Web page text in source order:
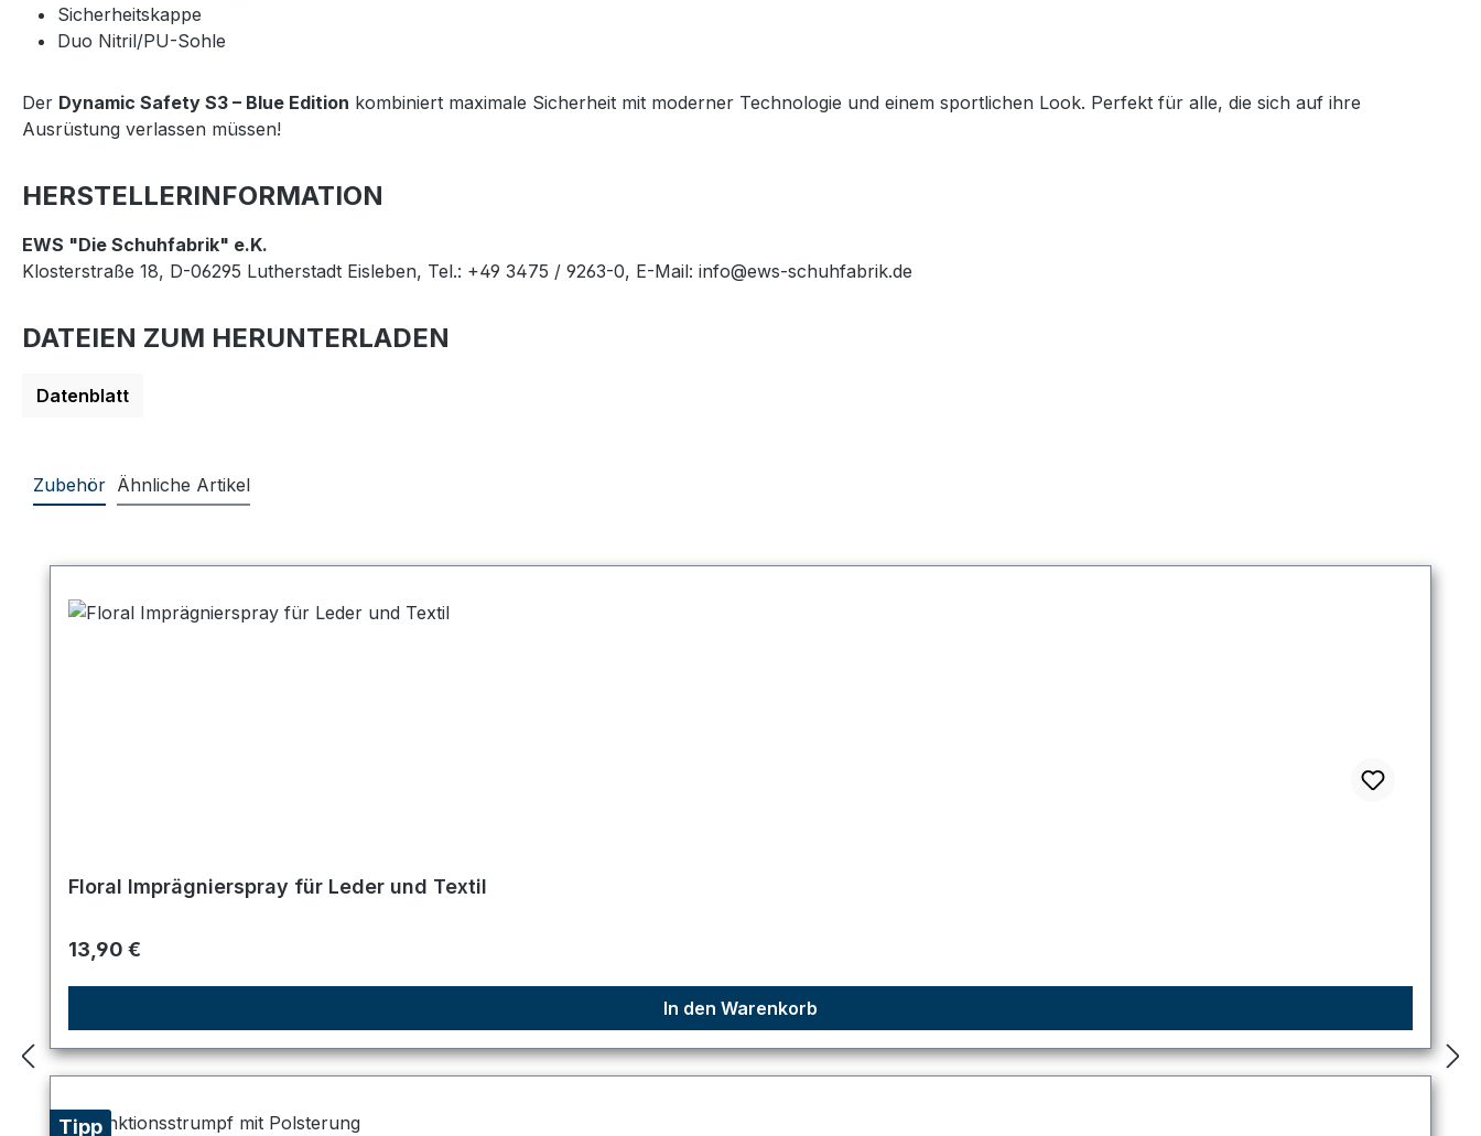
Sicherheitskappe
Duo Nitril/PU-Sohle
Der Dynamic Safety S3 – Blue Edition kombiniert maximale Sicherheit mit moderner Technologie und einem sportlichen Look. Perfekt für alle, die sich auf ihre
Ausrüstung verlassen müssen!
HERSTELLERINFORMATION
EWS "Die Schuhfabrik" e.K.
Klosterstraße 18, D-06295 Lutherstadt Eisleben, Tel.: +49 3475 / 9263-0, E-Mail: info@ews-schuhfabrik.de
DATEIEN ZUM HERUNTERLADEN
Datenblatt
Zubehör Ähnliche Artikel
Floral Imprägnierspray für Leder und Textil
Regulärer Preis:
13,90 €
In den Warenkorb
Tipp